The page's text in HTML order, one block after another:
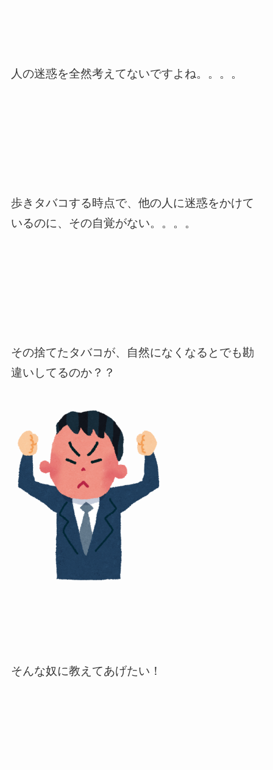
人の迷惑を全然考えてないですよね。。。。
歩きタバコする時点で、他の人に迷惑をかけて
いるのに、その自覚がない。。。。
その捨てたタバコが、自然になくなるとでも勘
違いしてるのか？？
そんな奴に教えてあげたい！